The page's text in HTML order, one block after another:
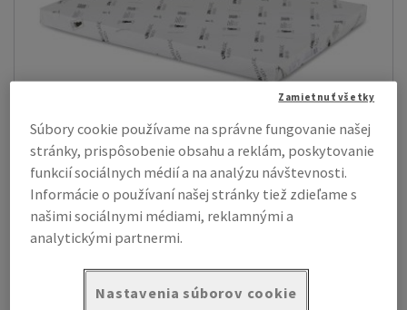
Raflatac Raflagloss
natieraný, vysokolesklý bez...
Súbory cookie používame na správne fungovanie našej
stránky, prispôsobenie obsahu a reklám, poskytovanie
funkcií sociálnych médií a na analýzu návštevnosti.
Informácie o používaní našej stránky tiež zdieľame s
našimi sociálnymi médiami, reklamnými a
analytickými partnermi.
Nastavenia súborov cookie
Zamietnuť všetky